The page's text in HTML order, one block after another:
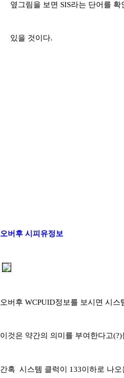
옆그림을 보면 SIS라는 단어를 확
있을 것이다.
오버후 시피유정보
오버후 WCPUID정보를 보시면 시
이것은 약간의 의미를 부여한다고(?)
간혹 시스템 클럭이 133이하로 나